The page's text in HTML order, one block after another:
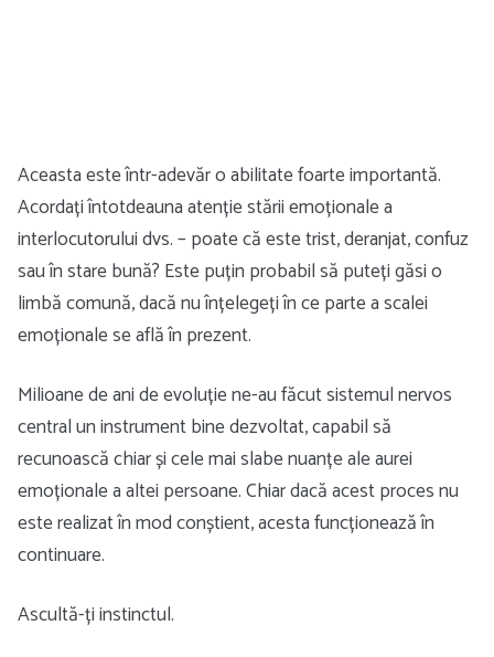
Aceasta este într-adevăr o abilitate foarte importantă.
Acordați întotdeauna atenție stării emoționale a
interlocutorului dvs. – poate că este trist, deranjat, confuz
sau în stare bună? Este puțin probabil să puteți găsi o
limbă comună, dacă nu înțelegeți în ce parte a scalei
emoționale se află în prezent.
Milioane de ani de evoluție ne-au făcut sistemul nervos
central un instrument bine dezvoltat, capabil să
recunoască chiar și cele mai slabe nuanțe ale aurei
emoționale a altei persoane. Chiar dacă acest proces nu
este realizat în mod conștient, acesta funcționează în
continuare.
Ascultă-ți instinctul.